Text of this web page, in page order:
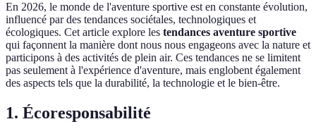
En 2026, le monde de l'aventure sportive est en constante évolution,
influencé par des tendances sociétales, technologiques et
écologiques. Cet article explore les tendances aventure sportive
qui façonnent la manière dont nous nous engageons avec la nature et
participons à des activités de plein air. Ces tendances ne se limitent
pas seulement à l'expérience d'aventure, mais englobent également
des aspects tels que la durabilité, la technologie et le bien-être.
1. Écoresponsabilité